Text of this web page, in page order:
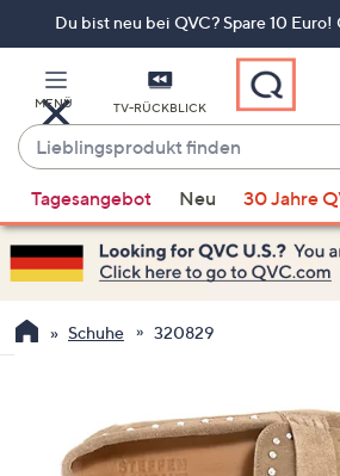
Du bist neu bei QVC? Spare 10
MENÜ TV-RÜCKBLICK
Lieblingsprodukt
finden
Vorschläge
verfügbar
sind,
verwenden
Sie
Tagesangebot Neu 30 Jahre
Schuhe 320829